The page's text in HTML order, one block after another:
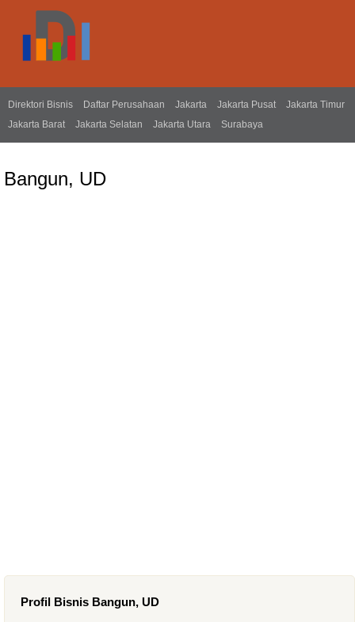
Direktori Bisnis Daftar Perusahaan Jakarta Jakarta Pusat
Jakarta Timur
Jakarta Barat
Jakarta Selatan Jakarta Utara Surabaya
Bangun, UD
Profil Bisnis Bangun, UD